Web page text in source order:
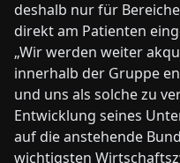
deshalb nur für
direkt am Patienten
„Wir werden weiter
innerhalb der Gruppe
und uns als solche zu
Entwicklung seines
auf die anstehende
wichtigsten